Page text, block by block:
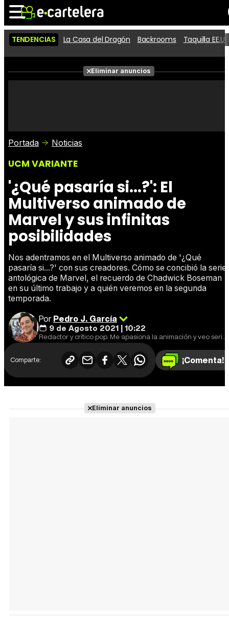
Noticias Cartelera
Películas
Críticas
TENDENCIAS La Casa del Dragón Backrooms Taquilla
Eliminar anuncios
Portada Noticias
UCM VARIANTE
'¿Qué pasaría si...?': El
Multiverso animado de
Marvel y sus infinitas
posibilidades
Nos adentramos en el Multiverso animado de '¿Qué
pasaría si...?' con sus creadores. Cómo se concibió la serie
antológica de Marvel, el recuerdo de Chadwick Boseman
en su último trabajo y a quién veremos en la segunda
temporada.
PorPedro J. García
9 de Agosto 2021 | 10:22
Redactor y crítico pop. Me apasiona la animación y veo series por encima de mis posibilidades.
Comparte: ¡Comenta!
Eliminar anuncios